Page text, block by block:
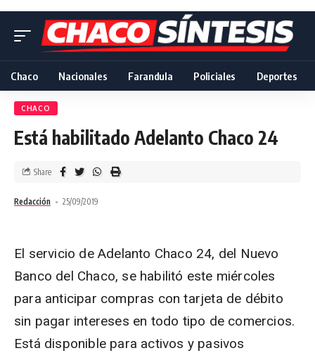
Chaco Nacionales Farandula Policiales Deportes
CHACO
Está habilitado Adelanto Chaco 24
Redacción 25/09/2019
Share
El servicio de Adelanto Chaco 24, del Nuevo
Banco del Chaco, se habilitó este miércoles
para anticipar compras con tarjeta de débito
sin pagar intereses en todo tipo de comercios.
Está disponible para activos y pasivos